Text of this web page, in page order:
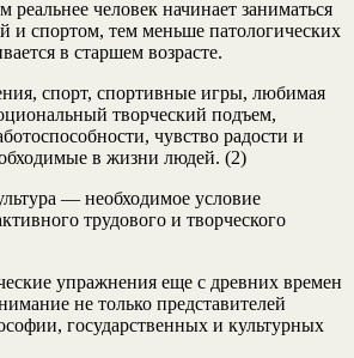
реальнее человек начинает заниматься
и спортом, тем меньше патологических
в старшем возрасте.
спорт, спортивные игры, любимая
творческий подъем,
чувство радости и
в жизни людей. (2)
— необходимое условие
трудового и творческого
упражнения еще с древних времен
не только представителей
государственных и культурных